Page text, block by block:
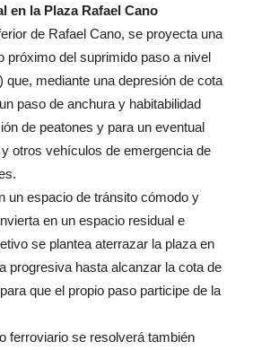
en la Plaza Rafael Cano
de Rafael Cano, se proyecta una
próximo del suprimido paso a nivel
que, mediante una depresión de cota
paso de anchura y habitabilidad
de peatones y para un eventual
otros vehículos de emergencia de
un espacio de tránsito cómodo y
en un espacio residual e
se plantea aterrazar la plaza en
progresiva hasta alcanzar la cota de
que el propio paso participe de la
ferroviario se resolverá también